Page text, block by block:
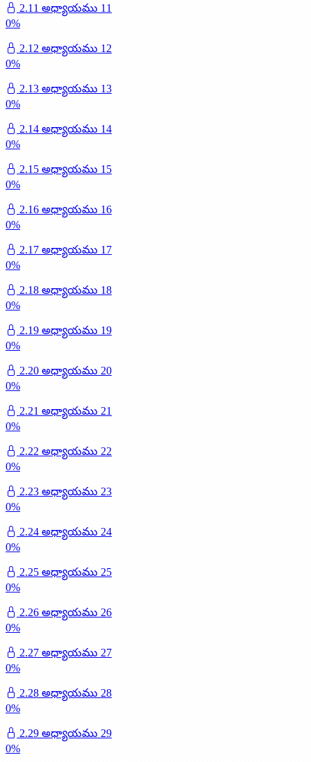
2.11 అధ్యాయము 11
0%
2.12 అధ్యాయము 12
0%
2.13 అధ్యాయము 13
0%
2.14 అధ్యాయము 14
0%
2.15 అధ్యాయము 15
0%
2.16 అధ్యాయము 16
0%
2.17 అధ్యాయము 17
0%
2.18 అధ్యాయము 18
0%
2.19 అధ్యాయము 19
0%
2.20 అధ్యాయము 20
0%
2.21 అధ్యాయము 21
0%
2.22 అధ్యాయము 22
0%
2.23 అధ్యాయము 23
0%
2.24 అధ్యాయము 24
0%
2.25 అధ్యాయము 25
0%
2.26 అధ్యాయము 26
0%
2.27 అధ్యాయము 27
0%
2.28 అధ్యాయము 28
0%
2.29 అధ్యాయము 29
0%